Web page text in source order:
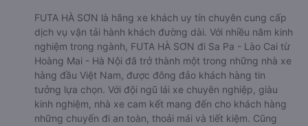
FUTA HÀ SƠN là hãng xe khách uy tín chuyên cung cấp
dịch vụ vận tải hành khách đường dài. Với nhiều năm kinh
nghiệm trong ngành, FUTA HÀ SƠN đi Sa Pa - Lào Cai từ
Hoàng Mai - Hà Nội đã trở thành một trong những nhà xe
hàng đầu Việt Nam, được đông đảo khách hàng tin
tưởng lựa chọn. Với đội ngũ lái xe chuyên nghiệp, giàu
kinh nghiệm, nhà xe cam kết mang đến cho khách hàng
những chuyến đi an toàn, thoải mái và tiết kiệm. Cũng